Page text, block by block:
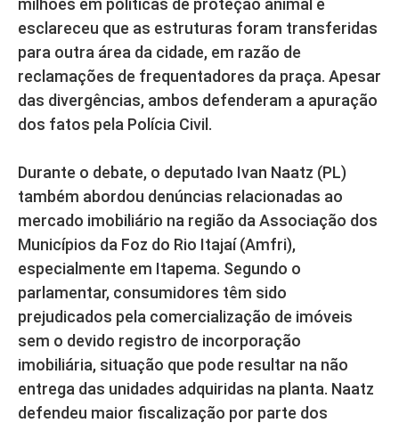
milhões em políticas de proteção animal e
esclareceu que as estruturas foram transferidas
para outra área da cidade, em razão de
reclamações de frequentadores da praça. Apesar
das divergências, ambos defenderam a apuração
dos fatos pela Polícia Civil.
Durante o debate, o deputado Ivan Naatz (PL)
também abordou denúncias relacionadas ao
mercado imobiliário na região da Associação dos
Municípios da Foz do Rio Itajaí (Amfri),
especialmente em Itapema. Segundo o
parlamentar, consumidores têm sido
prejudicados pela comercialização de imóveis
sem o devido registro de incorporação
imobiliária, situação que pode resultar na não
entrega das unidades adquiridas na planta. Naatz
defendeu maior fiscalização por parte dos